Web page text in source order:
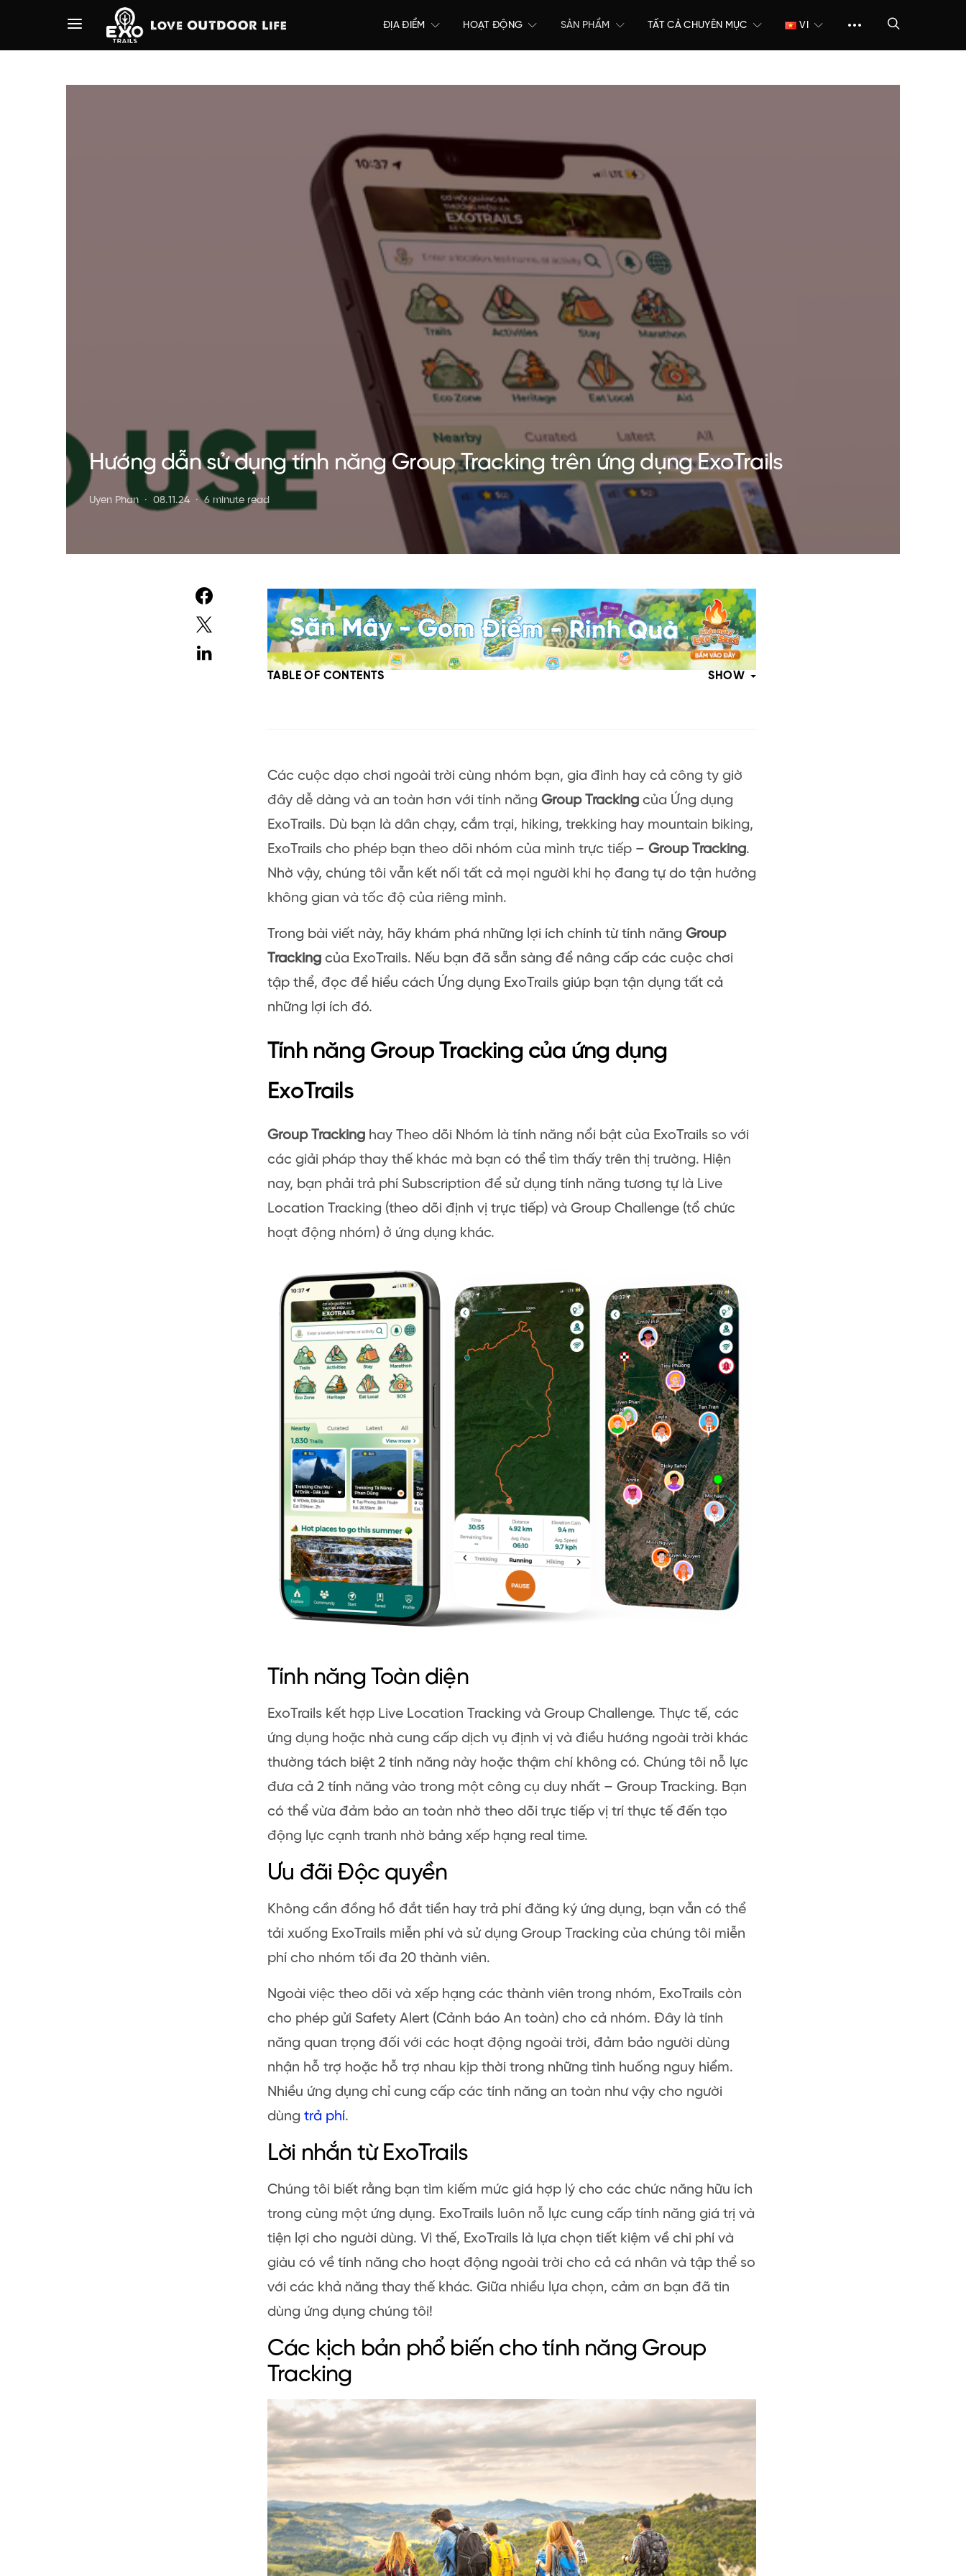
ĐỊA ĐIỂM HOẠT ĐỘNG SẢN PHẨM TẤT CẢ CHUYÊN MỤC VI
Hướng dẫn sử dụng tính năng Group Tracking trên ứng dụng ExoTrails
Uyen Phan 08.11.24 6 minute read
TABLE OF CONTENTS SHOW
Các cuộc dạo chơi ngoài trời cùng nhóm bạn, gia đình hay cả công ty giờ
đây dễ dàng và an toàn hơn với tính năng Group Tracking của Ứng dụng
ExoTrails. Dù bạn là dân chạy, cắm trại, hiking, trekking hay mountain biking,
ExoTrails cho phép bạn theo dõi nhóm của mình trực tiếp – Group Tracking.
Nhờ vậy, chúng tôi vẫn kết nối tất cả mọi người khi họ đang tự do tận hưởng
không gian và tốc độ của riêng mình.
Trong bài viết này, hãy khám phá những lợi ích chính từ tính năng Group
Tracking của ExoTrails. Nếu bạn đã sẵn sàng để nâng cấp các cuộc chơi
tập thể, đọc để hiểu cách Ứng dụng ExoTrails giúp bạn tận dụng tất cả
những lợi ích đó.
Tính năng Group Tracking của ứng dụng
ExoTrails
Group Tracking hay Theo dõi Nhóm là tính năng nổi bật của ExoTrails so với
các giải pháp thay thế khác mà bạn có thể tìm thấy trên thị trường. Hiện
nay, bạn phải trả phí Subscription để sử dụng tính năng tương tự là Live
Location Tracking (theo dõi định vị trực tiếp) và Group Challenge (tổ chức
hoạt động nhóm) ở ứng dụng khác.
Tính năng Toàn diện
ExoTrails kết hợp Live Location Tracking và Group Challenge. Thực tế, các
ứng dụng hoặc nhà cung cấp dịch vụ định vị và điều hướng ngoài trời khác
thường tách biệt 2 tính năng này hoặc thậm chí không có. Chúng tôi nỗ lực
đưa cả 2 tính năng vào trong một công cụ duy nhất – Group Tracking. Bạn
có thể vừa đảm bảo an toàn nhờ theo dõi trực tiếp vị trí thực tế đến tạo
động lực cạnh tranh nhờ bảng xếp hạng real time. ​
Ưu đãi Độc quyền
Không cần đồng hồ đắt tiền hay trả phí đăng ký ứng dụng, bạn vẫn có thể
tải xuống ExoTrails miễn phí và sử dụng Group Tracking của chúng tôi miễn
phí cho nhóm tối đa 20 thành viên.
Ngoài việc theo dõi và xếp hạng các thành viên trong nhóm, ExoTrails còn
cho phép gửi Safety Alert (Cảnh báo An toàn) cho cả nhóm. Đây là tính
năng quan trọng đối với các hoạt động ngoài trời, đảm bảo người dùng
nhận hỗ trợ hoặc hỗ trợ nhau kịp thời trong những tình huống nguy hiểm.
Nhiều ứng dụng chỉ cung cấp các tính năng an toàn như vậy cho người
dùng trả phí.
Lời nhắn từ ExoTrails
Chúng tôi biết rằng bạn tìm kiếm mức giá hợp lý cho các chức năng hữu ích
trong cùng một ứng dụng. ExoTrails luôn nỗ lực cung cấp tính năng giá trị và
tiện lợi cho người dùng. Vì thế, ExoTrails là lựa chọn tiết kiệm về chi phí và
giàu có về tính năng cho hoạt động ngoài trời cho cả cá nhân và tập thể so
với các khả năng thay thế khác. Giữa nhiều lựa chọn, cảm ơn bạn đã tin
dùng ứng dụng chúng tôi!
Các kịch bản phổ biến cho tính năng Group
Tracking